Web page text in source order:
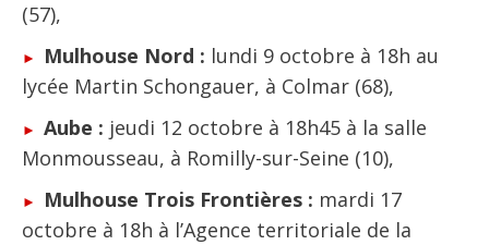
(57),
Mulhouse Nord : lundi 9 octobre à 18h au
lycée Martin Schongauer, à Colmar (68),
Aube : jeudi 12 octobre à 18h45 à la salle
Monmousseau, à Romilly-sur-Seine (10),
Mulhouse Trois Frontières : mardi 17
octobre à 18h à l’Agence territoriale de la